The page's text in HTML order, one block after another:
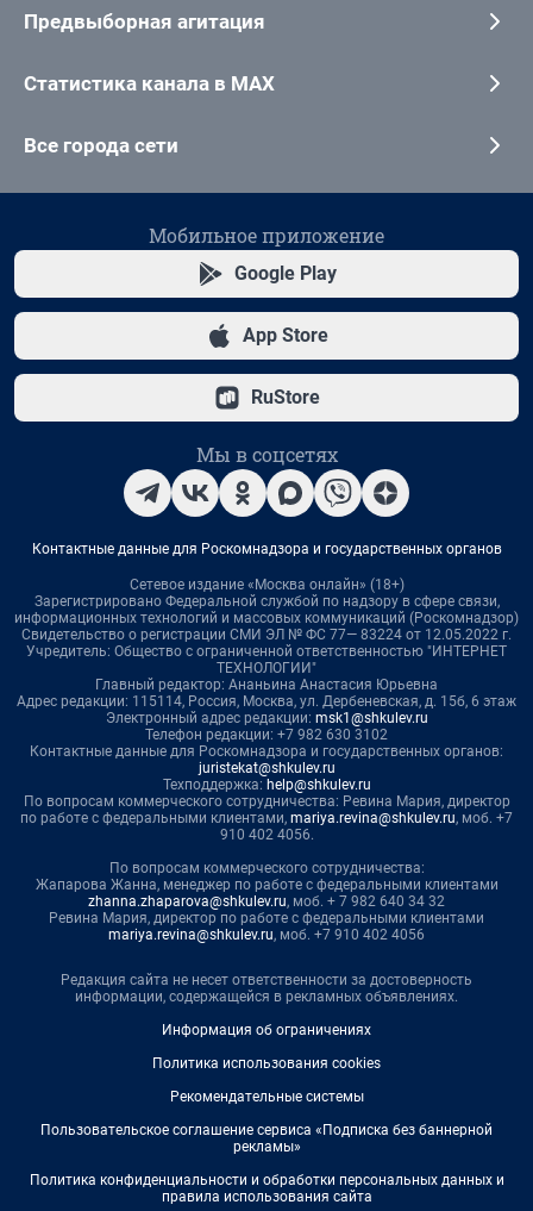
Предвыборная агитация
Статистика канала в MAX
Все города сети
Мобильное приложение
Google Play
App Store
RuStore
Мы в соцсетях
Контактные данные для Роскомнадзора и государственных органов
Сетевое издание «Москва онлайн» (18+)
Зарегистрировано Федеральной службой по надзору в сфере связи,
информационных технологий и массовых коммуникаций (Роскомнадзор)
Свидетельство о регистрации СМИ ЭЛ № ФС 77— 83224 от 12.05.2022 г.
Учредитель: Общество с ограниченной ответственностью "ИНТЕРНЕТ
ТЕХНОЛОГИИ"
Главный редактор: Ананьина Анастасия Юрьевна
Адрес редакции: 115114, Россия, Москва, ул. Дербеневская, д. 15б, 6 этаж
Электронный адрес редакции: msk1@shkulev.ru
Телефон редакции: +7 982 630 3102
Контактные данные для Роскомнадзора и государственных органов:
juristekat@shkulev.ru
Техподдержка: help@shkulev.ru
По вопросам коммерческого сотрудничества: Ревина Мария, директор
по работе с федеральными клиентами, mariya.revina@shkulev.ru, моб. +7
910 402 4056.
По вопросам коммерческого сотрудничества:
Жапарова Жанна, менеджер по работе с федеральными клиентами
zhanna.zhaparova@shkulev.ru, моб. + 7 982 640 34 32
Ревина Мария, директор по работе с федеральными клиентами
mariya.revina@shkulev.ru, моб. +7 910 402 4056
Редакция сайта не несет ответственности за достоверность
информации, содержащейся в рекламных объявлениях.
Информация об ограничениях
Политика использования cookies
Рекомендательные системы
Пользовательское соглашение сервиса «Подписка без баннерной
рекламы»
Политика конфиденциальности и обработки персональных данных и
правила использования сайта